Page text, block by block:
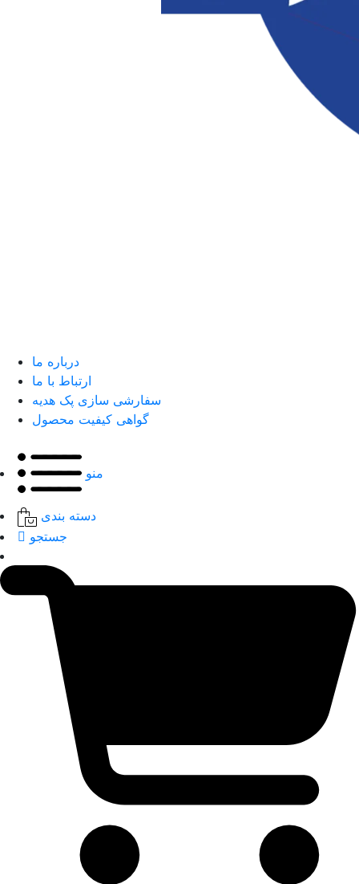
درباره ما
ارتباط با ما
سفارشی سازی پک هدیه
گواهی کیفیت محصول
منو
دسته بندی
جستجو